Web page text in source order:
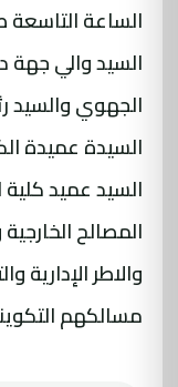
الساعة
السيد والي جهة
الجهوي والسيد
السيدة عميدة
السيد عميد
المصالح
والاطر الإدارية
مسالكهم